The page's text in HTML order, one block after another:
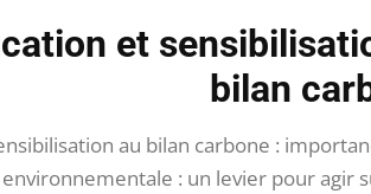
et
bilan
au bilan carbone :
environnementale : un levier pour agir